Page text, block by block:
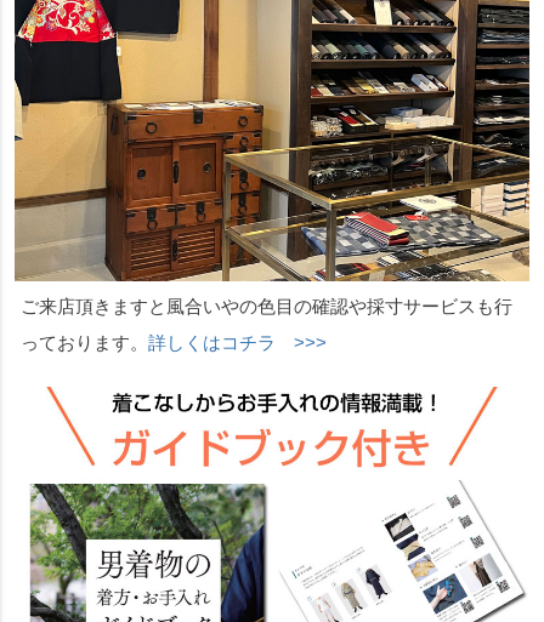
ご来店頂きますと風合いやの色目の確認や採寸サービスも行
っております。 詳しくはコチラ >>>